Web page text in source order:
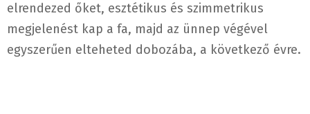
elrendezed őket, esztétikus és szimmetrikus
megjelenést kap a fa, majd az ünnep végével
egyszerűen elteheted dobozába, a következő évre.